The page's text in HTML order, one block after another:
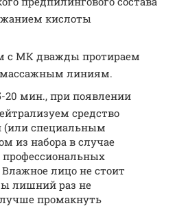
кислоты
с МК дважды протираем
линиям.
20 мин., при появлении
средство
(или специальным
из набора в случае
лицо не стоит
лишний раз не
промакнуть